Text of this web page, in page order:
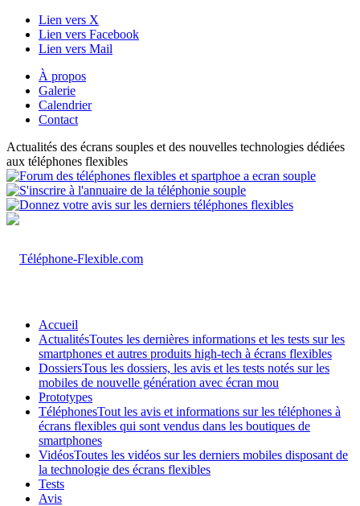
Lien vers X
Lien vers Facebook
Lien vers Mail
À propos
Galerie
Calendrier
Contact
Actualités des écrans souples et des nouvelles technologies dédiées
aux téléphones flexibles
Accueil
ActualitésToutes les dernières informations et les tests sur les
smartphones et autres produits high-tech à écrans flexibles
DossiersTous les dossiers, les avis et les tests notés sur les
mobiles de nouvelle génération avec écran mou
Prototypes
TéléphonesTout les avis et informations sur les téléphones à
écrans flexibles qui sont vendus dans les boutiques de
smartphones
VidéosToutes les vidéos sur les derniers mobiles disposant de
la technologie des écrans flexibles
Tests
Avis